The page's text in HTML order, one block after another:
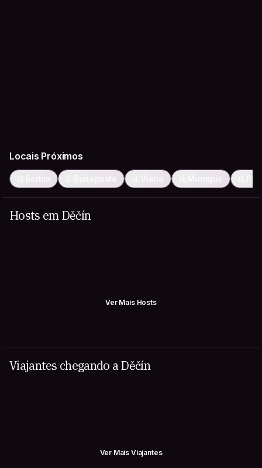
Locais Próximos
Berlim Budapeste Viena Munique
Hosts em Děčín
Ver Mais Hosts
Viajantes chegando a Děčín
Ver Mais Viajantes